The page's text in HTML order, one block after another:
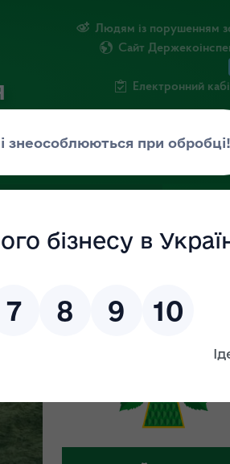
Людям із порушенням
Сайт
Електронний